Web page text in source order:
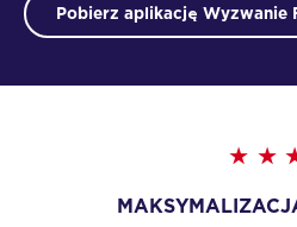
Pobierz aplikację Wyzwanie